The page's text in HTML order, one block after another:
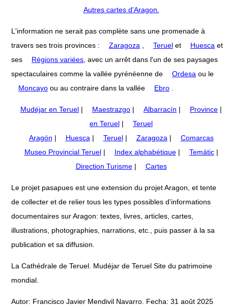
Autres cartes d'Aragon.
L'information ne serait pas complète sans une promenade à
travers ses trois provinces :
Zaragoza Teruel et Huesca et
ses
Régions variées , avec un arrêt dans l'un de ses paysages
spectaculaires comme la vallée pyrénéenne de
Ordesa ou le
Moncayo ou au contraire dans la vallée Ebro
Mudéjar en Teruel | Maestrazgo | Albarracín | Province |
en Teruel |
Teruel
Aragón | Huesca | Teruel| Zaragoza |
Comarcas
Museo Provincial Teruel| Index alphabétique| Temátic|
Direction Turisme| Cartes
Le projet pasapues est une extension du projet Aragon, et tente
de collecter et de relier tous les types possibles d’informations
documentaires sur Aragon: textes, livres, articles, cartes,
illustrations, photographies, narrations, etc., puis passer à la sa
publication et sa diffusion.
La Cathédrale de Teruel. Mudéjar de Teruel Site du patrimoine
mondial.
Autor: Francisco Javier Mendivil Navarro. Fecha: 31 août 2025